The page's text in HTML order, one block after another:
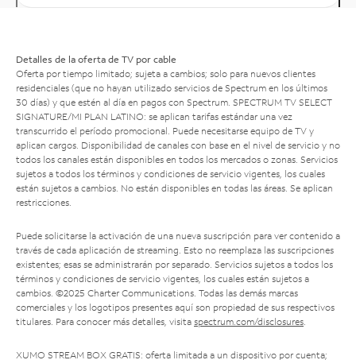
Detalles de la oferta de TV por cable
Oferta por tiempo limitado; sujeta a cambios; solo para nuevos clientes
residenciales (que no hayan utilizado servicios de Spectrum en los últimos
30 días) y que estén al día en pagos con Spectrum. SPECTRUM TV SELECT
SIGNATURE/MI PLAN LATINO: se aplican tarifas estándar una vez
transcurrido el período promocional. Puede necesitarse equipo de TV y
aplican cargos. Disponibilidad de canales con base en el nivel de servicio y no
todos los canales están disponibles en todos los mercados o zonas. Servicios
sujetos a todos los términos y condiciones de servicio vigentes, los cuales
están sujetos a cambios. No están disponibles en todas las áreas. Se aplican
restricciones.
Puede solicitarse la activación de una nueva suscripción para ver contenido a
través de cada aplicación de streaming. Esto no reemplaza las suscripciones
existentes; esas se administrarán por separado. Servicios sujetos a todos los
términos y condiciones de servicio vigentes, los cuales están sujetos a
cambios. ©2025 Charter Communications. Todas las demás marcas
comerciales y los logotipos presentes aquí son propiedad de sus respectivos
titulares. Para conocer más detalles, visita spectrum.com/disclosures.
XUMO STREAM BOX GRATIS: oferta limitada a un dispositivo por cuenta;